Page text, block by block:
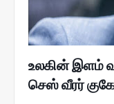
உலகின் இளம்
செஸ் வீரர்